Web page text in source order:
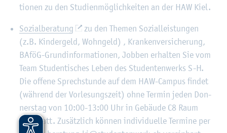
tio­nen zu den Stu­di­en­mög­lich­kei­ten an der HAW Kiel.
So­zi­al­be­ra­tung
zu den The­men So­zi­al­leis­tun­gen
(z.B. Kin­der­geld, Wohn­geld) , Kran­ken­ver­si­che­rung,
BAföG-Grund­in­for­ma­tio­nen, Job­ben er­hal­ten Sie vom
Team Stu­den­ti­sches Leben des Stu­den­ten­werks S-H.
Die of­fe­ne Sprech­stun­de auf dem HAW-Cam­pus fin­det
(wäh­rend der Vor­le­sungs­zeit) ohne Ter­min jeden Don­
ners­tag von 10:00-13:00 Uhr in Ge­bäu­de C8 Raum
106 statt. Zu­sätz­lich kön­nen in­di­vi­du­el­le Ter­mi­ne per